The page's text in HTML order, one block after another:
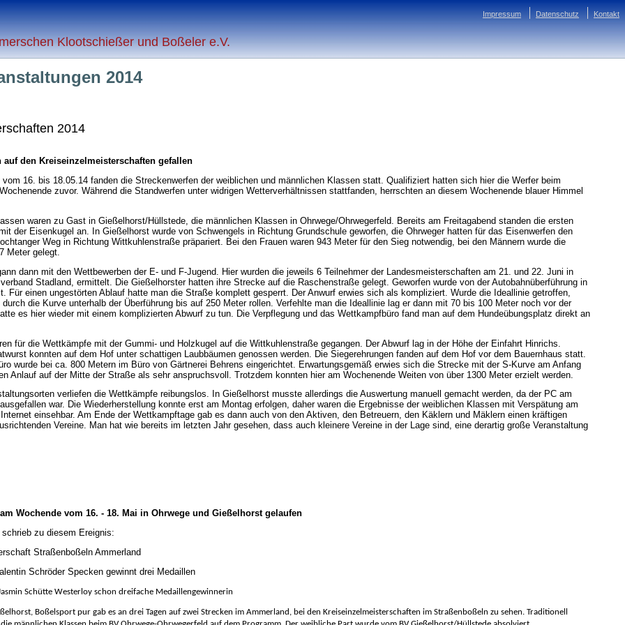
Impressum Datenschutz Kontakt
Klootschießer und Boßeler e.V.
2014
2014
auf den Kreiseinzelmeisterschaften gefallen
vom 16. bis 18.05.14 fanden die Streckenwerfen der weiblichen und männlichen Klassen statt. Qualifiziert hatten sich hier die Werfer beim
zuvor. Während die Standwerfen unter widrigen Wetterverhältnissen stattfanden, herrschten an diesem Wochenende blauer Himmel
waren zu Gast in Gießelhorst/Hüllstede, die männlichen Klassen in Ohrwege/Ohrwegerfeld. Bereits am Freitagabend standen die ersten
der Eisenkugel an. In Gießelhorst wurde von Schwengels in Richtung Grundschule geworfen, die Ohrweger hatten für das Eisenwerfen den
Weg in Richtung Wittkuhlenstraße präpariert. Bei den Frauen waren 943 Meter für den Sieg notwendig, bei den Männern wurde die
Meter gelegt.
dann mit den Wettbewerben der E- und F-Jugend. Hier wurden die jeweils 6 Teilnehmer der Landesmeisterschaften am 21. und 22. Juni in
Stadland, ermittelt. Die Gießelhorster hatten ihre Strecke auf die Raschenstraße gelegt. Geworfen wurde von der Autobahnüberführung in
Für einen ungestörten Ablauf hatte man die Straße komplett gesperrt. Der Anwurf erwies sich als kompliziert. Wurde die Ideallinie getroffen,
die Kurve unterhalb der Überführung bis auf 250 Meter rollen. Verfehlte man die Ideallinie lag er dann mit 70 bis 100 Meter noch vor der
es hier wieder mit einem komplizierten Abwurf zu tun. Die Verpflegung und das Wettkampfbüro fand man auf dem Hundeübungsplatz direkt an
für die Wettkämpfe mit der Gummi- und Holzkugel auf die Wittkuhlenstraße gegangen. Der Abwurf lag in der Höhe der Einfahrt Hinrichs.
konnten auf dem Hof unter schattigen Laubbäumen genossen werden. Die Siegerehrungen fanden auf dem Hof vor dem Bauernhaus statt.
wurde bei ca. 800 Metern im Büro von Gärtnerei Behrens eingerichtet. Erwartungsgemäß erwies sich die Strecke mit der S-Kurve am Anfang
Anlauf auf der Mitte der Straße als sehr anspruchsvoll. Trotzdem konnten hier am Wochenende Weiten von über 1300 Meter erzielt werden.
verliefen die Wettkämpfe reibungslos. In Gießelhorst musste allerdings die Auswertung manuell gemacht werden, da der PC am
war. Die Wiederherstellung konnte erst am Montag erfolgen, daher waren die Ergebnisse der weiblichen Klassen mit Verspätung am
einsehbar. Am Ende der Wettkampftage gab es dann auch von den Aktiven, den Betreuern, den Käklern und Mäklern einen kräftigen
Vereine. Man hat wie bereits im letzten Jahr gesehen, dass auch kleinere Vereine in der Lage sind, eine derartig große Veranstaltung
Wochende vom 16. - 18. Mai in Ohrwege und Gießelhorst gelaufen
zu diesem Ereignis:
Straßenboßeln Ammerland
Schröder Specken gewinnt drei Medaillen
Schütte Westerloy schon dreifache Medaillengewinnerin
Boßelsport pur gab es an drei Tagen auf zwei Strecken im Ammerland, bei den Kreiseinzelmeisterschaften im Straßenboßeln zu sehen. Traditionell